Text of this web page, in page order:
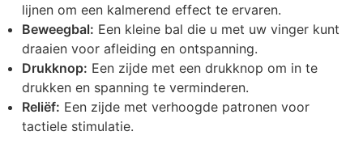
lijnen om een kalmerend effect te ervaren.
Beweegbal: Een kleine bal die u met uw vinger kunt
draaien voor afleiding en ontspanning.
Drukknop: Een zijde met een drukknop om in te
drukken en spanning te verminderen.
Reliëf: Een zijde met verhoogde patronen voor
tactiele stimulatie.